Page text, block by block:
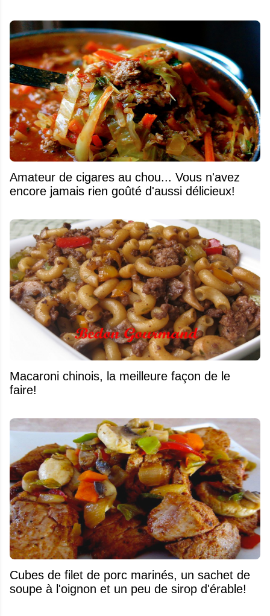
Amateur de cigares au chou... Vous n'avez
encore jamais rien goûté d'aussi délicieux!
Macaroni chinois, la meilleure façon de le
faire!
Cubes de filet de porc marinés, un sachet de
soupe à l'oignon et un peu de sirop d'érable!